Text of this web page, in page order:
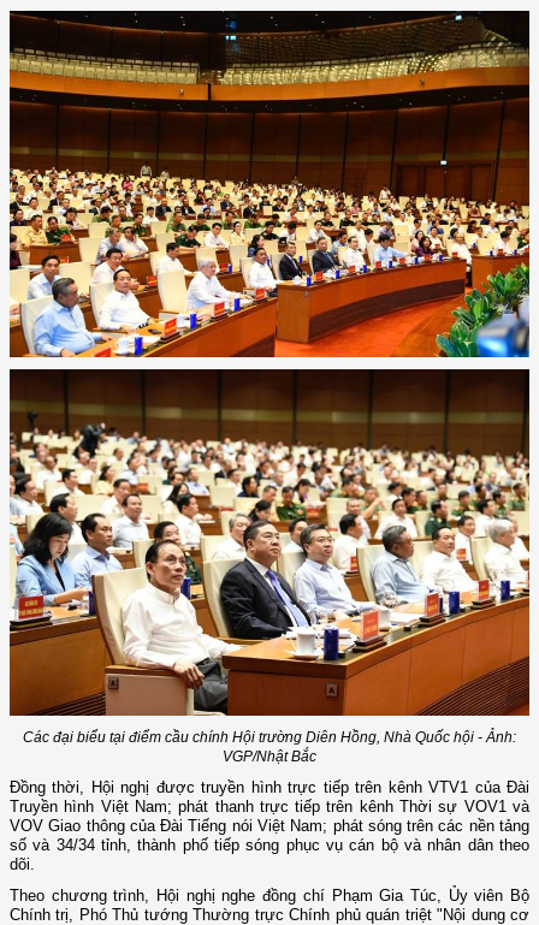
Các đại biểu tại điểm cầu chính Hội trường Diên Hồng, Nhà Quốc hội - Ảnh:
VGP/Nhật Bắc
Đồng thời, Hội nghị được truyền hình trực tiếp trên kênh VTV1 của Đài
Truyền hình Việt Nam; phát thanh trực tiếp trên kênh Thời sự VOV1 và
VOV Giao thông của Đài Tiếng nói Việt Nam; phát sóng trên các nền tảng
số và 34/34 tỉnh, thành phố tiếp sóng phục vụ cán bộ và nhân dân theo
dõi.
Theo chương trình, Hội nghị nghe đồng chí Phạm Gia Túc, Ủy viên Bộ
Chính trị, Phó Thủ tướng Thường trực Chính phủ quán triệt "Nội dung cơ